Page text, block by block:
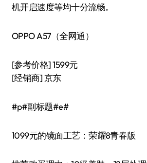
机开启速度等均十分流畅。
OPPO A57（全网通）
[参考价格] 1599元
[经销商] 京东
#p#副标题#e#
1099元的镜面工艺：荣耀8青春版